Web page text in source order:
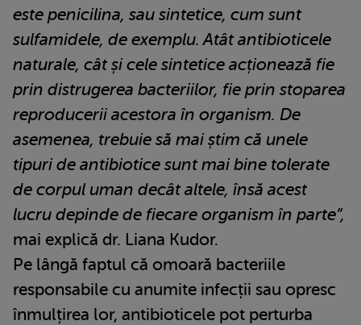
este penicilina, sau sintetice, cum sunt
sulfamidele, de exemplu. Atât antibioticele
naturale, cât și cele sintetice acționează fie
prin distrugerea bacteriilor, fie prin stoparea
reproducerii acestora în organism. De
asemenea, trebuie să mai știm că unele
tipuri de antibiotice sunt mai bine tolerate
de corpul uman decât altele, însă acest
lucru depinde de fiecare organism în parte”,
mai explică dr. Liana Kudor.
Pe lângă faptul că omoară bacteriile
responsabile cu anumite infecții sau opresc
înmulțirea lor, antibioticele pot perturba